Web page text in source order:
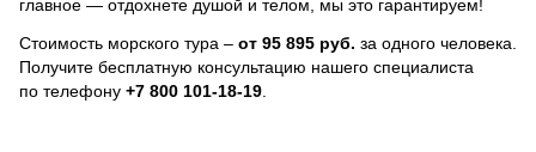
главное — отдохнете душой и телом, мы это гарантируем!
Стоимость морского тура – от 95 895 руб. за одного человека.
Получите бесплатную консультацию нашего специалиста
по телефону +7 800 101-18-19